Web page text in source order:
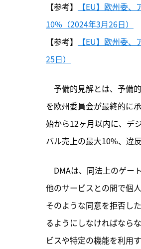
【参考】
【EU】欧州委
10%（2024年3月26日）
【参考】
【EU】欧州委
25日）
予備的見解とは、 予備
を欧州委員会が最終的に
始から12ヶ月以内に、デ
バル売上の最大10%、違
DMAは、同法上のゲー
他のサービスとの間で個
そのような同意を拒否し
るようにしなければなら
ビスや特定の機能を利用